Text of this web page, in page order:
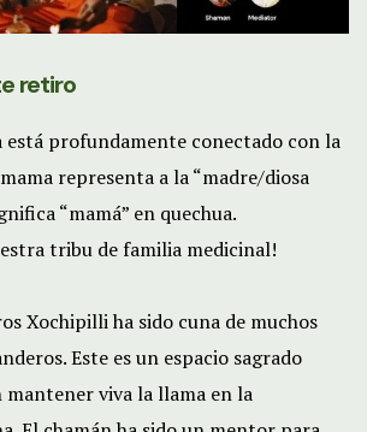
retiro
está profundamente conectado con la
representa a la “madre/diosa
“mamá” en quechua.
tribu de familia medicinal!
Xochipilli ha sido cuna de muchos
Este es un espacio sagrado
viva la llama en la